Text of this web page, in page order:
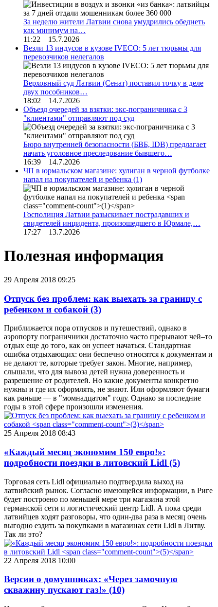
За неделю жители Латвии снова умудрились обеднеть
как минимум на…
11:22 15.7.2026
Везли 13 индусов в кузове IVECO: 5 лет тюрьмы для
перевозчиков нелегалов
Верховный суд Латвии (Сенат) поставил точку в деле
двух пособников…
18:02 14.7.2026
Объезд очередей за взятки: экс-пограничника с 3
"клиентами" отправляют под суд
Бюро внутренней безопасности (БВБ, IDB) предлагает
начать уголовное преследование бывшего…
16:39 14.7.2026
ЧП в юрмальском магазине: хулиган в черной футболке
напал на покупателей и ребенка (1)
Госполиция Латвии разыскивает пострадавших и
свидетелей инцидента, произошедшего в Юрмале,…
17:27 13.7.2026
Полезная информация
29 Апреля 2018 09:25
Отпуск без проблем: как выехать за границу с
ребенком и собакой (3)
Приближается пора отпусков и путешествий, однако в
аэропорту пограничники достаточно часто прерывают чей–то
отдых еще до того, как он успеет начаться. Стандартная
ошибка отдыхающих: они беспечно относятся к документам и
не делают те, которые требует закон. Многие, например,
слышали, что для вывоза детей нужна доверенность и
разрешение от родителей. Но какие документы конкретно
нужны и где их оформлять, не знают. Или оформляют бумаги
как раньше — в "момнадцатом" году. Однако за последние
годы в этой сфере произошли изменения.
25 Апреля 2018 08:43
«Каждый месяц экономим 150 евро!»:
подробности поездки в литовский Lidl (5)
Торговая сеть Lidl официально подтвердила выход на
латвийский рынок. Согласно имеющейся информации, в Риге
будет построено по меньшей мере три магазина этой
германской сети и логистический центр Lidl. А пока среди
латвийцев ходят разговоры, что один-два раза в месяц очень
выгодно ездить за покупками в магазинах сети Lidl в Литву.
Так ли это?
22 Апреля 2018 10:00
Версии о домушниках: «Через замочную
скважину пускают газ!» (10)